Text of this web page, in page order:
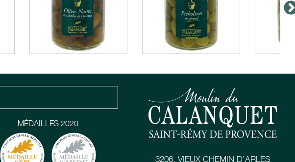
MÉDAILLES 2020
3206, VIEUX CHEMIN D’ARLES